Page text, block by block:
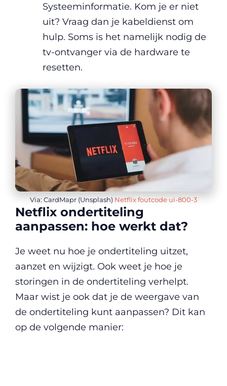
Systeeminformatie. Kom je er niet
uit? Vraag dan je kabeldienst om
hulp. Soms is het namelijk nodig de
tv-ontvanger via de hardware te
resetten.
Via: CardMapr (Unsplash) Netflix foutcode ui-800-3
Netflix ondertiteling
aanpassen: hoe werkt dat?
Je weet nu hoe je ondertiteling uitzet,
aanzet en wijzigt. Ook weet je hoe je
storingen in de ondertiteling verhelpt.
Maar wist je ook dat je de weergave van
de ondertiteling kunt aanpassen? Dit kan
op de volgende manier: